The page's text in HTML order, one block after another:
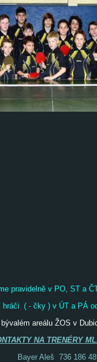
pravidelně v PO, ST a
hráči ( - čky ) v ÚT a PÁ
areálu ŽOS v
NA TRENÉRY
Bayer Aleš 736 186